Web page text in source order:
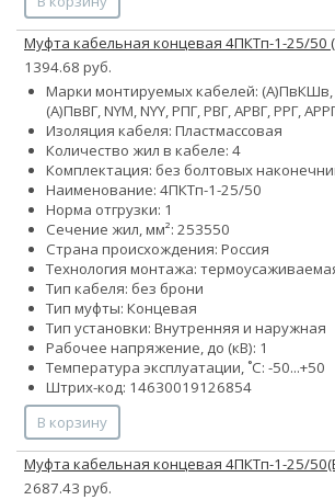
Муфта кабельная концевая 4ПКТп-1-25/50
1394.68 руб.
Марки монтируемых кабелей:
(А)ПвВГ, NYM, NYY, РПГ, РВГ, АРВГ, РРГ,
Изоляция кабеля: Пластмассовая
Количество жил в кабеле: 4
Комплектация: без болтовых
Наименование: 4ПКТп-1-25/50
Норма отгрузки: 1
Сечение жил, мм²: 253550
Страна происхождения: Россия
Технология монтажа:
Тип кабеля: без брони
Тип муфты: Концевая
Тип установки: Внутренняя и наружная
Рабочее напряжение, до (кВ): 1
Температура эксплуатации, ˚С: -50...+50
Штрих-код: 14630019126854
В корзину
Муфта кабельная концевая 4ПКТп-1-25/
2687.43 руб.